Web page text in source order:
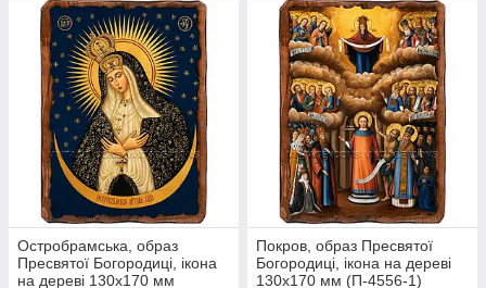
Остробрамська, образ
Пресвятої Богородиці, ікона
на дереві 130х170 мм
Покров, образ Пресвятої
Богородиці, ікона на дереві
130х170 мм (П-4556-1)